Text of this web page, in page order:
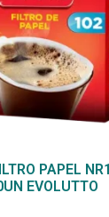
PAPEL
EVOLUTTO